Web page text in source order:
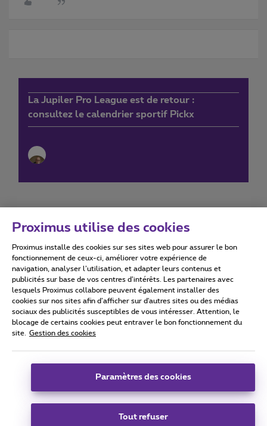
La Jupiler Pro League est de retour :
consultez le calendrier sportif Pickx
Conditions d'utilisation Accessibility statement
Tous droits réservés. © 2026
Conditions générales, info consommateur
Coordonnées de l’entreprise
Boulevard du Roi Albert II 27 - B-1030 Bruxelles.
Proximus utilise des cookies
Proximus installe des cookies sur ses sites web pour assurer le bon
fonctionnement de ceux-ci, améliorer votre expérience de
navigation, analyser l’utilisation, et adapter leurs contenus et
publicités sur base de vos centres d’intérêts. Les partenaires avec
lesquels Proximus collabore peuvent également installer des
cookies sur nos sites afin d’afficher sur d'autres sites ou des médias
sociaux des publicités susceptibles de vous intéresser. Attention, le
blocage de certains cookies peut entraver le bon fonctionnement du
site.
Gestion des cookies
Paramètres des cookies
Tout refuser